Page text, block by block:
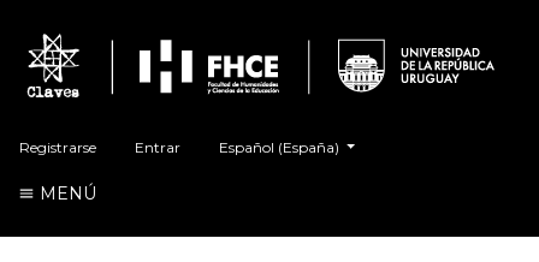
Registrarse Entrar Español (España)
MENÚ